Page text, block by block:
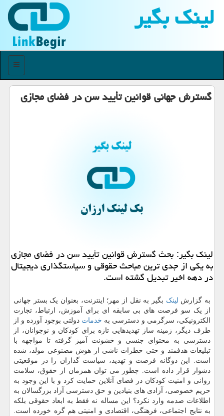
لینك بگیر
منو
گسترش جهانی قوانین تأیید سن در فضای مجازی
لینک بگیر: بحث گسترش قوانین تأیید سن در فضای مجازی
به یکی از جدی ترین مباحث حقوقی و سیاستگذاری دیجیتال
در دهه اخیر تبدیل گشته است.
به گزارش لینک بگیر به نقل از مهر؛ اینترنت، بعنوان یک بستر جهانی
از یک سو فرصت های بی سابقه ای برای آموزش، ارتباط، تجارت
الکترونیکی، سرگرمی و دسترسی به خدمات دولتی بوجود آورده و از
طرف دیگر، زمینه ساز تهدیدهایی تازه برای کودکان و نوجوانان، از
دسترسی به محتوای جنسی و خشونت آمیز گرفته تا مواجهه با
تبلیغات هدفمند و حتی خطرات ناشی از هوش مصنوعی مولد، شده
است. این دوگانه فرصت و تهدید، سیاست گذاران را در موقعیتی
دشوار قرار داده است. چطور می توان همزمان از حقوق، سلامت
روانی و امنیت کودکان در فضای آنلاین حمایت کرد و با این وجود به
حریم خصوصی، آزادی های بنیادین و حق دسترسی آزاد بزرگسالان به
اطلاعات صدمه وارد نکرد؟ این مساله نه فقط به ابعاد حقوقی بلکه
به نتایج اجتماعی، فرهنگی، اقتصادی و امنیتی هم گره خورده است.